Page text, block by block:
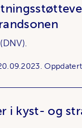
Oppdatert
i kyst- og